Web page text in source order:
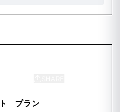
ト プラン